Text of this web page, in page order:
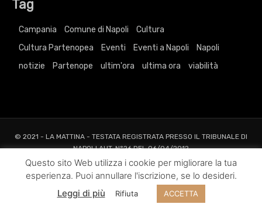
Tag
Campania Comune di Napoli
Cultura
Cultura Partenopea
Eventi Eventi a Napoli
Napoli
notizie
Partenope ultim'ora ultima ora viabilità
© 2021 - LA MATTINA - TESTATA REGISTRATA PRESSO IL TRIBUNALE DI
NAPOLI AUT. N°26 DEL 06/04/2012
ALL RIGHTS RESERVED TO AGRELLI&BASTA SRL |Privacy|Cookie|
Societari
Pubblicità Grafica
Media
Questo sito Web utilizza i cookie per migliorare la tua
esperienza. Puoi annullare l'iscrizione, se lo desideri.
Leggi di più
Rifiuta ACCETTA